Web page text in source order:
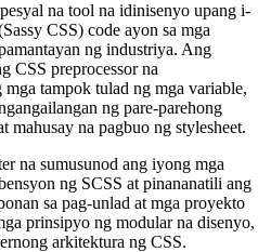
na tool na idinisenyo upang i-
CSS) code ayon sa mga
ng industriya. Ang
CSS preprocessor na
tampok tulad ng mga variable,
ng pare-parehong
mahusay na pagbuo ng stylesheet.
na sumusunod ang iyong mga
ng SCSS at pinananatili ang
sa pag-unlad at mga proyekto
prinsipyo ng modular na disenyo,
arkitektura ng CSS.